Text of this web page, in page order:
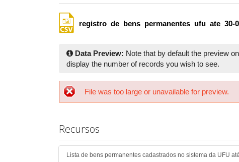
registro_de_bens_permanentes_ufu_ate_30-
Data Preview: Note that by default the preview
display the number of records you wish to see.
File was too large or unavailable for preview.
Recursos
Lista de bens permanentes cadastrados no sistema da UFU